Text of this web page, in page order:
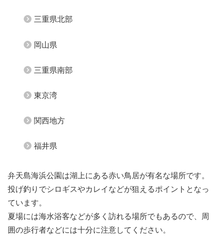
三重県北部
岡山県
三重県南部
東京湾
関西地方
福井県
弁天島海浜公園は湖上にある赤い鳥居が有名な場所です。
投げ釣りでシロギスやカレイなどが狙えるポイントとなっ
ています。
夏場には海水浴客などが多く訪れる場所でもあるので、周
囲の歩行者などには十分に注意してください。